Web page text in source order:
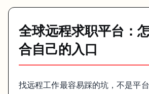
愿意先过一轮较难筛选
不想长期自己抢单
这种平台不是每个人都适合，但如果你已经有
3. 远程岗位平台
比如 Wellfound、LinkedIn 这类，更适合找长
全球远程求职平台：
合自己的入口
找远程工作最容易踩的坑，不是平